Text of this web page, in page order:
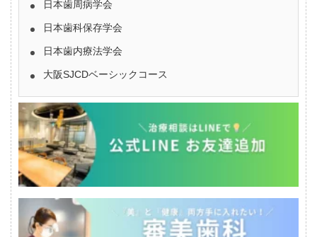
日本歯周病学会
日本歯科保存学会
日本歯内療法学会
大阪SJCDベーシックコース